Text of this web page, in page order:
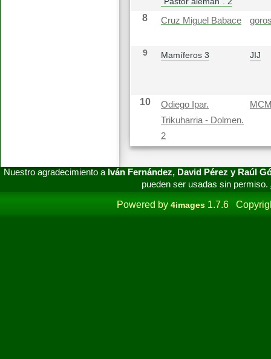
8 Cruz Miguel Babace
9 Mamíferos 3 JIJ
10
Odiego Ipar.
Trikuharria - Dolmen.
2
Nuestro agradecimiento a Iván Fernández, David Pérez y Raúl
pueden ser usadas sin permiso.
Powered by 4images 1.7.6